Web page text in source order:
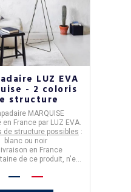
LUZ EVA
- 2 coloris
structure
MARQUISE
en France par LUZ EVA.
de structure possibles :
blanc ou noir
en France
de ce produit, n'est